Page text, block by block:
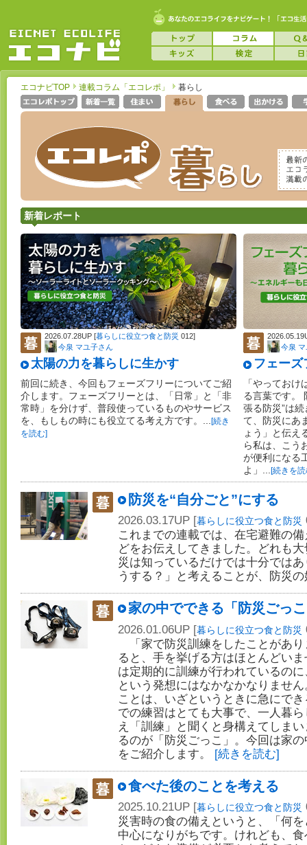
エコナビTOP 連載コラム「エコレポ」 暮らし
新着レポート
2026.07.28UP [暮らしに役立つ食と防災 012]
今泉 マユ子さん
太陽の力を暮らしに生かす
前回に続き、今回もフェーズフリーについてご紹
介します。フェーズフリーとは、「日常」と「非
常時」を分けず、普段使っているものやサービス
を、もしもの時にも役立てる考え方です。...
[続き
を読む]
今泉
フェー
「やってお
る言葉です。
張る防災”は
て、防災にあ
ょう」と伝え
ら私は、こう
が便利になる
よ」...
[続きを
防災を“自分ごと”にする
2026.03.17UP [暮らしに役立つ食と防災
これまでの連載では、在宅避難の
どをお伝えしてきました。どれも
災は知っているだけでは十分では
うする？」と考えることが、防災
家の中でできる「防災ごっ
2026.01.06UP [暮らしに役立つ食と防災
「家で防災訓練をしたことがあ
ると、手を挙げる方はほとんどい
は定期的に訓練が行われているの
という発想にはなかなかなりませ
ことは、いざというときに急にで
での練習はとても大事で、一人暮
え「訓練」と聞くと身構えてしま
るのが「防災ごっこ」。今回は家
をご紹介します。 [続きを読む]
食べた後のことを考える
2025.10.21UP [暮らしに役立つ食と防災
災害時の食の備えというと、「何
中心になりがちです。けれども、